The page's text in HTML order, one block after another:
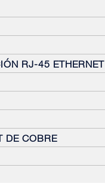
RJ-45 ETHERNET
DE COBRE